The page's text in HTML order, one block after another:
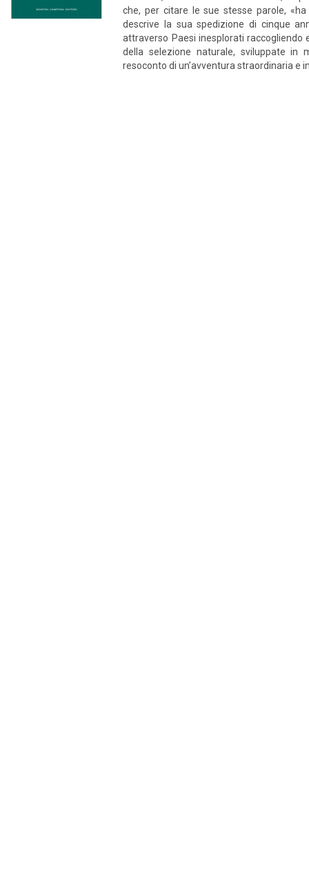
che, per citare le sue stesse parole,
descrive la sua spedizione di cinque
attraverso Paesi inesplorati raccogliendo
della selezione naturale, sviluppate in
resoconto di un’avventura straordinaria e